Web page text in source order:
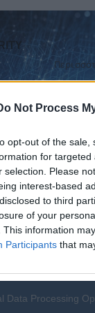
Not Process
opt-out of the
for
selection. Please
interest-based
to third
of your
This information
Participants that
Data Processing
- Δ.
- Κ.